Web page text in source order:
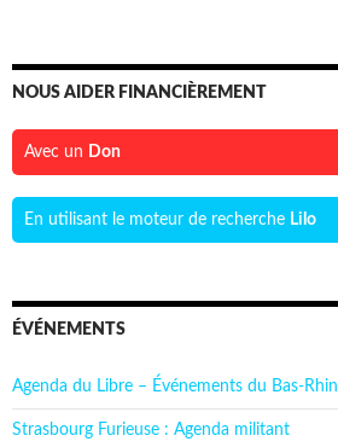
NOUS AIDER FINANCIÈREMENT
Avec un Don
En utilisant le moteur de recherche Lilo
ÉVÉNEMENTS
Agenda du Libre – Événements du Bas-Rhin
Strasbourg Furieuse : Agenda militant